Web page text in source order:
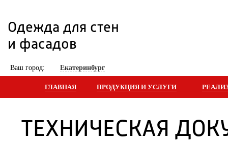
Одежда для стен
и фасадов
Ваш город: Екатеринбург
ГЛАВНАЯ ПРОДУКЦИЯ И УСЛУГИ
ТЕХНИЧЕСКАЯ